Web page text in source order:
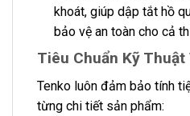
khoát, giúp dập tắt hồ
bảo vệ an toàn cho cả
Tiêu Chuẩn Kỹ
Tenko luôn đảm bảo tính
từng chi tiết sản phẩm: